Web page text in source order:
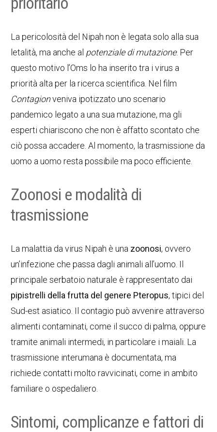
La pericolosità del Nipah non è legata solo alla sua
letalità, ma anche al potenziale di mutazione. Per
questo motivo l’Oms lo ha inserito tra i virus a
priorità alta per la ricerca scientifica. Nel film
Contagionveniva ipotizzato uno scenario
pandemico legato a una sua mutazione, ma gli
esperti chiariscono che non è affatto scontato che
ciò possa accadere. Al momento, la trasmissione da
uomo a uomo resta possibile ma poco efficiente.
Zoonosi e modalità di
trasmissione
La malattia da virus Nipah è una zoonosi, ovvero
un’infezione che passa dagli animali all’uomo. Il
principale serbatoio naturale è rappresentato dai
pipistrelli della frutta del genere Pteropus, tipici del
Sud-est asiatico. Il contagio può avvenire attraverso
alimenti contaminati, come il succo di palma, oppure
tramite animali intermedi, in particolare i maiali. La
trasmissione interumana è documentata, ma
richiede contatti molto ravvicinati, come in ambito
familiare o ospedaliero.
Sintomi, complicanze e fattori di